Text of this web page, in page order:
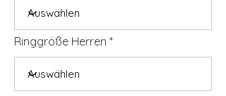
Ringgröße Herren